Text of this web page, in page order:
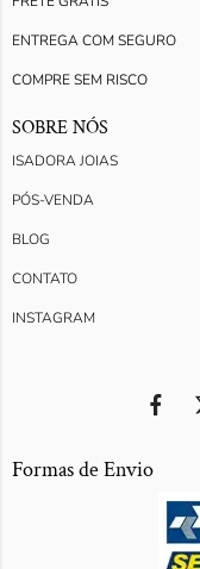
ENTREGA COM SEGURO
COMPRE SEM RISCO
SOBRE NÓS
ISADORA JOIAS
PÓS-VENDA
BLOG
CONTATO
INSTAGRAM
Formas de Envio